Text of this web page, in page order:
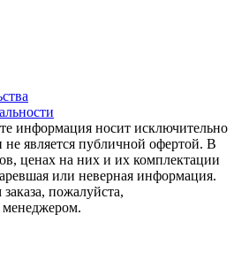
информация носит исключительно
не является публичной офертой. В
ценах на них и их комплектации
или неверная информация.
пожалуйста,
менеджером.